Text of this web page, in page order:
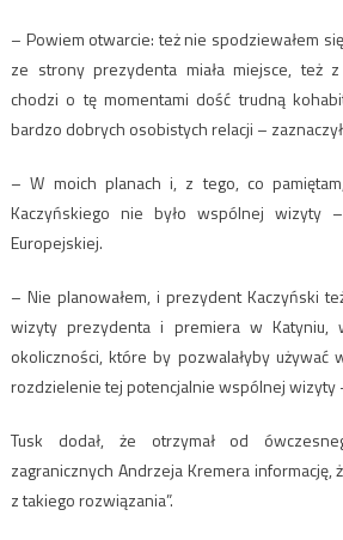
– Powiem otwarcie: też nie spodziewałem
ze strony prezydenta miała miejsce, też
chodzi o tę momentami dość trudną
bardzo dobrych osobistych relacji –
– W moich planach i, z tego, co
Kaczyńskiego nie było wspólnej wizyty
Europejskiej.
– Nie planowałem, i prezydent Kaczyński
wizyty prezydenta i premiera w Katyniu,
okoliczności, które by pozwalałyby używać
rozdzielenie tej potencjalnie wspólnej wizyty
Tusk dodał, że otrzymał od
zagranicznych Andrzeja Kremera informację,
z takiego rozwiązania”.